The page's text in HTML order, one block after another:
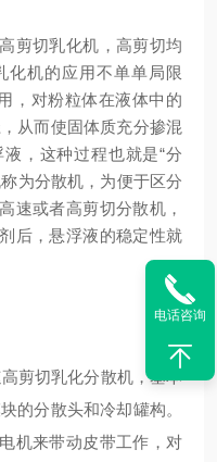
剪切乳化机，高剪切均
化机的应用不单单局限
，对粉粒体在液体中的
从而使固体质充分掺混
，这种过程也就是“分
为分散机，为便于区分
速或者高剪切分散机，
后，悬浮液的稳定性就
剪切乳化分散机，基本
的分散头和冷却罐构。
机来带动皮带工作，对
电话咨询